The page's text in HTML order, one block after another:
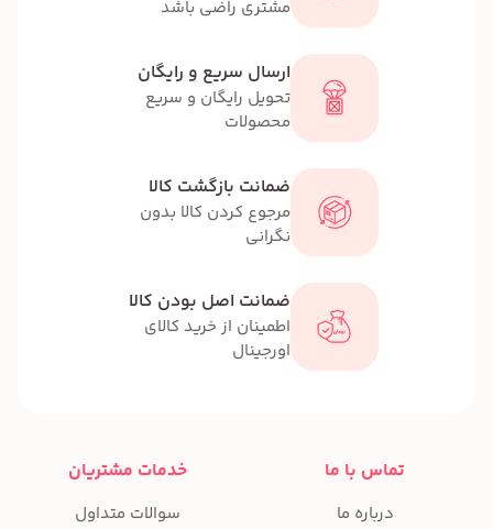
مشتری راضی باشد
ارسال سریع و رایگان
تحویل رایگان و سریع
محصولات
ضمانت بازگشت کالا
مرجوع کردن کالا بدون
نگرانی
ضمانت اصل بودن کالا
اطمینان از خرید کالای
اورجینال
تماس با ما
درباره ما
خدمات مشتریان
سوالات متداول